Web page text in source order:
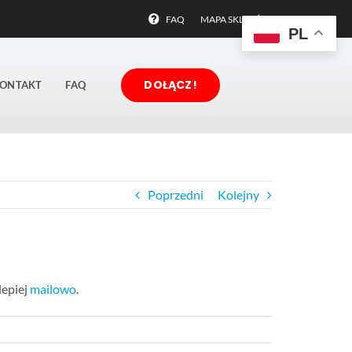
FAQ MAPA SKLEPÓW
FAQ DOŁĄCZ!
Poprzedni Kolejny
mailowo.
PL